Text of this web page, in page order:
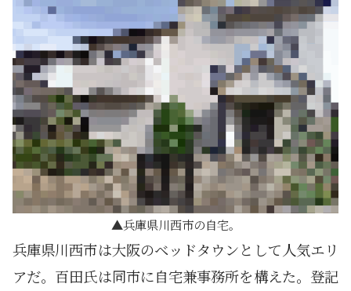
兵庫県川西市の自宅。
兵庫県川西市は大阪のベッドタウンとして人気エリ
アだ。百田氏は同市に自宅兼事務所を構えた。登記